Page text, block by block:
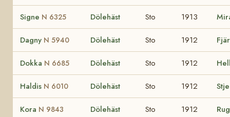
Signe N 6325 Dölehäst Sto 1913
Dagny N 5940 Dölehäst Sto 1912
Dokka N 6685 Dölehäst Sto 1912
Haldis N 6010 Dölehäst Sto 1912
Kora N 9843 Dölehäst Sto 1912